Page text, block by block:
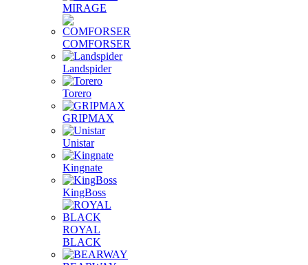
MIRAGE
COMFORSER
Landspider
Torero
GRIPMAX
Unistar
Kingnate
KingBoss
ROYAL
BLACK